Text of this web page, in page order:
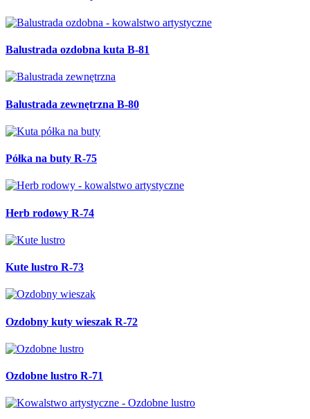
Balustrada ozdobna kuta B-81
Balustrada zewnętrzna B-80
Półka na buty R-75
Herb rodowy R-74
Kute lustro R-73
Ozdobny kuty wieszak R-72
Ozdobne lustro R-71